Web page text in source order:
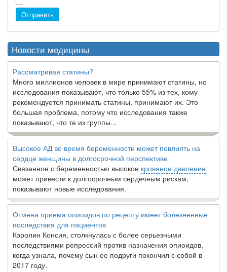
Отправить
Новости медицины
Рассматривая статины?
Много миллионов человек в мире принимают статины, но
исследования показывают, что только 55% из тех, кому
рекомендуется принимать статины, принимают их. Это
большая проблема, потому что исследования также
показывают, что те из группы...
Высокое АД во время беременности может повлиять на
сердце женщины в долгосрочной перспективе
Связанное с беременностью высокое кровяное давление
может привести к долгосрочным сердечным рискам,
показывают новые исследования.
Отмена приема опиоидов по рецепту имеет болезненные
последствия для пациентов
Кэролин Консия, столкнулась с более серьезными
последствиями репрессий против назначения опиоидов,
когда узнала, почему сын ее подруги покончил с собой в
2017 году.